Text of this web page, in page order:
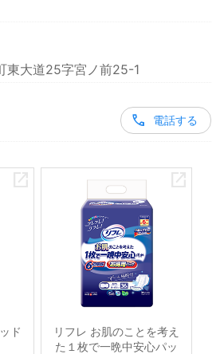
東大道25字宮ノ前25-1
電話する
ド
リフレ お肌のことを考え
た１枚で一晩中安心パッ